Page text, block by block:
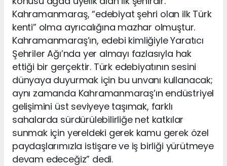
Kahramanmaraş, “edebiyat şehri olan ilk Türk
kenti” olma ayrıcalığına mazhar olmuştur.
Kahramanmaraş’ın, edebi kimliğiyle Yaratıcı
Şehriler Ağı’nda yer almayı fazlasıyla hak
ettiği bir gerçektir. Türk edebiyatının sesini
dünyaya duyurmak için bu unvanı kullanacak;
aynı zamanda Kahramanmaraş’ın endüstriyel
gelişimini üst seviyeye taşımak, farklı
sahalarda sürdürülebilirliğe net katkılar
sunmak için yereldeki gerek kamu gerek özel
paydaşlarımızla istişare ve iş birliği yürütmeye
devam edeceğiz” dedi.